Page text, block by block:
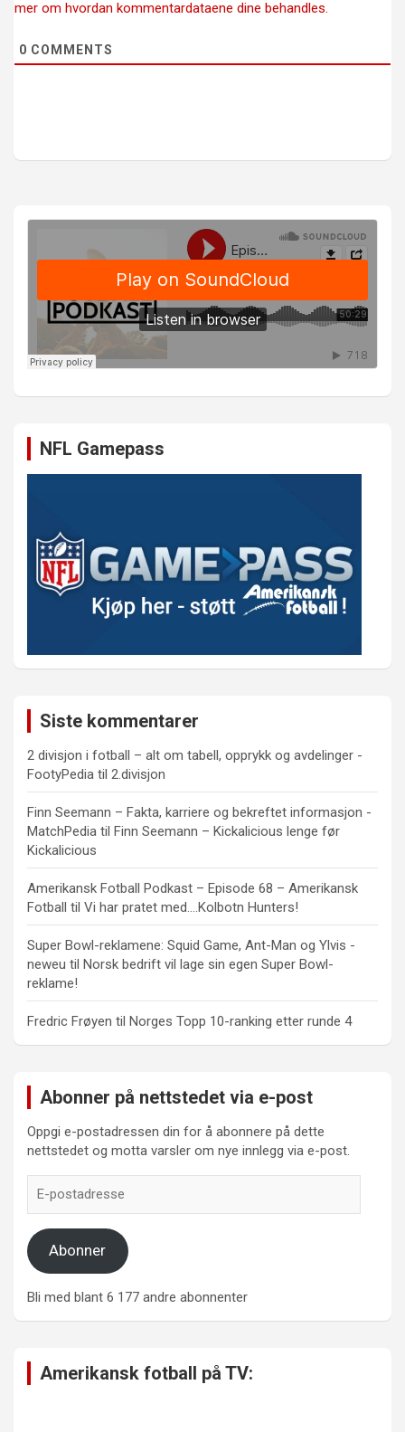
mer om hvordan kommentardataene dine behandles.
0 COMMENTS
NFL Gamepass
Siste kommentarer
2 divisjon i fotball – alt om tabell, opprykk og avdelinger -
FootyPedia til 2.divisjon
Finn Seemann – Fakta, karriere og bekreftet informasjon -
MatchPedia til Finn Seemann – Kickalicious lenge før
Kickalicious
Amerikansk Fotball Podkast – Episode 68 – Amerikansk
Fotball til Vi har pratet med….Kolbotn Hunters!
Super Bowl-reklamene: Squid Game, Ant-Man og Ylvis -
neweu til Norsk bedrift vil lage sin egen Super Bowl-
reklame!
Fredric Frøyen til Norges Topp 10-ranking etter runde 4
Abonner på nettstedet via e-post
Oppgi e-postadressen din for å abonnere på dette
nettstedet og motta varsler om nye innlegg via e-post.
postadresse
Abonner
Bli med blant 6 177 andre abonnenter
Amerikansk fotball på TV: